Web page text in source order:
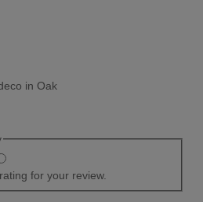
in Oak
for your review.